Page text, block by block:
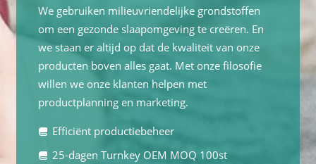
We gebruiken milieuvriendelijke grondstoffen
om een gezonde slaapomgeving te creëren. En
we staan er altijd op dat de kwaliteit van onze
producten boven alles gaat. Met onze filosofie
willen we onze klanten helpen met
productplanning en marketing.
Efficiënt productiebeheer
25-dagen Turnkey OEM MOQ 100st